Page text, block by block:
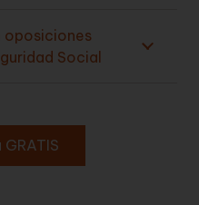
oposiciones
Social